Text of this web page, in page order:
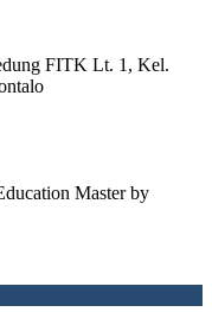
FITK Lt. 1, Kel.
Master by